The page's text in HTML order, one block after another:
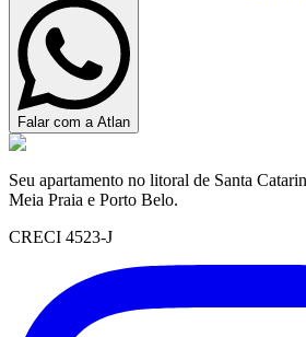
Falar com a Atlan
Seu apartamento no litoral de Santa
Meia Praia e Porto Belo.
CRECI 4523-J